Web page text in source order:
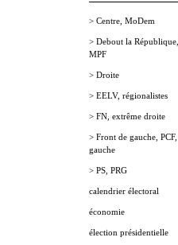
> Centre, MoDem
> Debout la
MPF
> Droite
> EELV, régionalistes
> FN, extrême droite
> Front de gauche,
gauche
> PS, PRG
calendrier électoral
économie
élection présidentielle